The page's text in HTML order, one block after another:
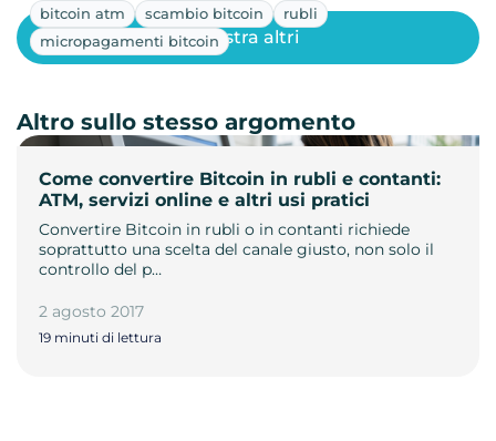
bitcoin atm scambio bitcoin
rubli
micropagamenti bitcoin
Come convertire Bitcoin in rubli e contanti:
ATM, servizi online e altri usi pratici
Convertire Bitcoin in rubli o in contanti richiede
soprattutto una scelta del canale giusto, non solo il
controllo del p…
2 agosto 2017
19 minuti di lettura
Mostra altri
Altro sullo stesso argomento